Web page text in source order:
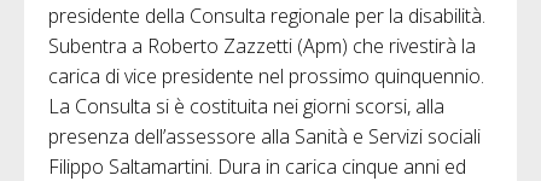
presidente della Consulta regionale per la disabilità.
Subentra a Roberto Zazzetti (Apm) che rivestirà la
carica di vice presidente nel prossimo quinquennio.
La Consulta si è costituita nei giorni scorsi, alla
presenza dell’assessore alla Sanità e Servizi sociali
Filippo Saltamartini. Dura in carica cinque anni ed